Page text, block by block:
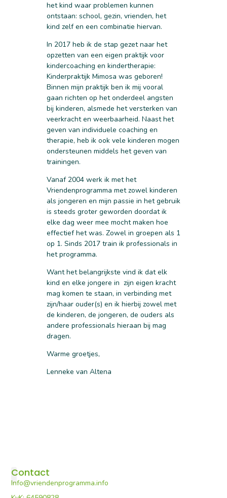
het kind waar problemen kunnen
ontstaan: school, gezin, vrienden, het
kind zelf en een combinatie hiervan.
In 2017 heb ik de stap gezet naar het
opzetten van een eigen praktijk voor
kindercoaching en kindertherapie:
Kinderpraktijk Mimosa was geboren!
Binnen mijn praktijk ben ik mij vooral
gaan richten op het onderdeel angsten
bij kinderen, alsmede het versterken van
veerkracht en weerbaarheid. Naast het
geven van individuele coaching en
therapie, heb ik ook vele kinderen mogen
ondersteunen middels het geven van
trainingen.
Vanaf 2004 werk ik met het
Vriendenprogramma met zowel kinderen
als jongeren en mijn passie in het gebruik
is steeds groter geworden doordat ik
elke dag weer mee mocht maken hoe
effectief het was. Zowel in groepen als 1
op 1. Sinds 2017 train ik professionals in
het programma.
Want het belangrijkste vind ik dat elk
kind en elke jongere in zijn eigen kracht
mag komen te staan, in verbinding met
zijn/haar ouder(s) en ik hierbij zowel met
de kinderen, de jongeren, de ouders als
andere professionals hieraan bij mag
dragen.
Warme groetjes,
Lenneke van Altena
Contact
Info@vriendenprogramma.info